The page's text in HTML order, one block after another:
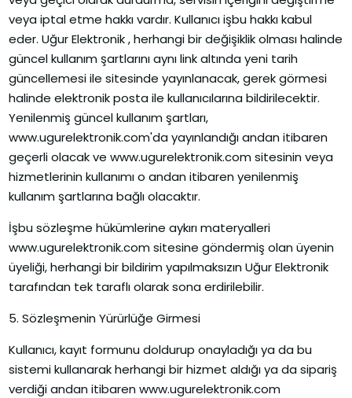
veya iptal etme hakkı vardır. Kullanıcı işbu hakkı kabul
eder. Uğur Elektronik , herhangi bir değişiklik olması halinde
güncel kullanım şartlarını aynı link altında yeni tarih
güncellemesi ile sitesinde yayınlanacak, gerek görmesi
halinde elektronik posta ile kullanıcılarına bildirilecektir.
Yenilenmiş güncel kullanım şartları,
www.ugurelektronik.com'da yayınlandığı andan itibaren
geçerli olacak ve www.ugurelektronik.com sitesinin veya
hizmetlerinin kullanımı o andan itibaren yenilenmiş
kullanım şartlarına bağlı olacaktır.
İşbu sözleşme hükümlerine aykırı materyalleri
www.ugurelektronik.com sitesine göndermiş olan üyenin
üyeliği, herhangi bir bildirim yapılmaksızın Uğur Elektronik
tarafından tek taraflı olarak sona erdirilebilir.
5. Sözleşmenin Yürürlüğe Girmesi
Kullanıcı, kayıt formunu doldurup onayladığı ya da bu
sistemi kullanarak herhangi bir hizmet aldığı ya da sipariş
verdiği andan itibaren www.ugurelektronik.com